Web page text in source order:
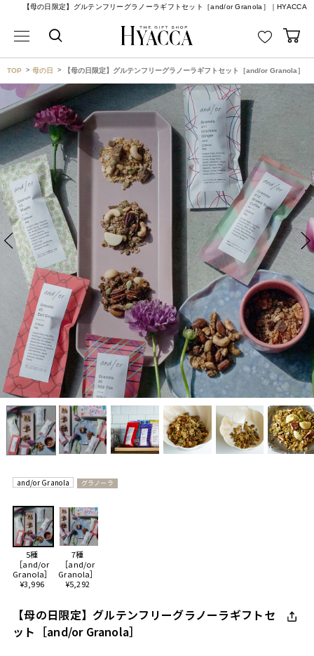
【母の日限定】グルテンフリーグラノーラギフトセット［and/or Granola］｜HYACCA
TOP 母の日 【母の日限定】グルテンフリーグラノーラギフトセット［and/or Granola］
and/or Granola グラノーラ
5種
［and/or
Granola］
¥3,996
7種
［and/or
Granola］
¥5,292
【母の日限定】グルテンフリーグラノーラギフトセ
ット［and/or Granola］